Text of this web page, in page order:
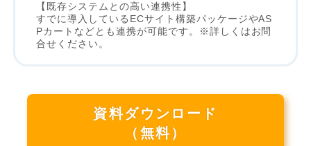
【既存システムとの高い連携性】
すでに導入しているECサイト構築パッケージやAS
Pカートなどとも連携が可能です。※詳しくはお問
合せください。
資料ダウンロード
（無料）